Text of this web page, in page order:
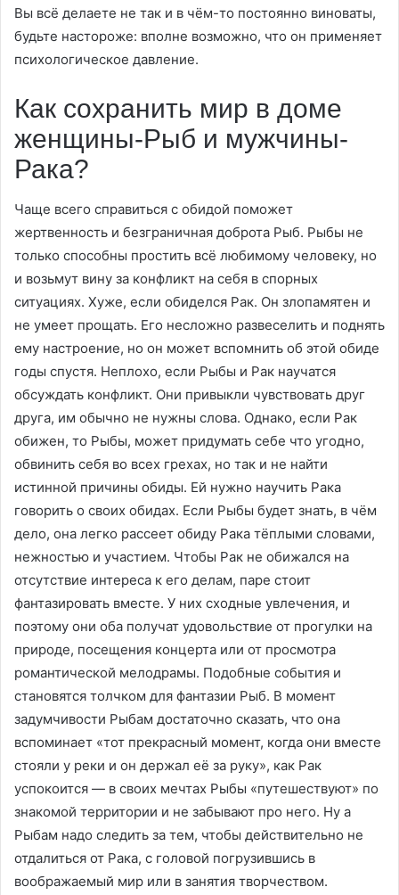
Вы всё делаете не так и в чём-то постоянно виноваты,
будьте настороже: вполне возможно, что он применяет
психологическое давление.
Как сохранить мир в доме
женщины-Рыб и мужчины-
Рака?
Чаще всего справиться с обидой поможет
жертвенность и безграничная доброта Рыб. Рыбы не
только способны простить всё любимому человеку, но
и возьмут вину за конфликт на себя в спорных
ситуациях. Хуже, если обиделся Рак. Он злопамятен и
не умеет прощать. Его несложно развеселить и поднять
ему настроение, но он может вспомнить об этой обиде
годы спустя. Неплохо, если Рыбы и Рак научатся
обсуждать конфликт. Они привыкли чувствовать друг
друга, им обычно не нужны слова. Однако, если Рак
обижен, то Рыбы, может придумать себе что угодно,
обвинить себя во всех грехах, но так и не найти
истинной причины обиды. Ей нужно научить Рака
говорить о своих обидах. Если Рыбы будет знать, в чём
дело, она легко рассеет обиду Рака тёплыми словами,
нежностью и участием. Чтобы Рак не обижался на
отсутствие интереса к его делам, паре стоит
фантазировать вместе. У них сходные увлечения, и
поэтому они оба получат удовольствие от прогулки на
природе, посещения концерта или от просмотра
романтической мелодрамы. Подобные события и
становятся толчком для фантазии Рыб. В момент
задумчивости Рыбам достаточно сказать, что она
вспоминает «тот прекрасный момент, когда они вместе
стояли у реки и он держал её за руку», как Рак
успокоится — в своих мечтах Рыбы «путешествуют» по
знакомой территории и не забывают про него. Ну а
Рыбам надо следить за тем, чтобы действительно не
отдалиться от Рака, с головой погрузившись в
воображаемый мир или в занятия творчеством.